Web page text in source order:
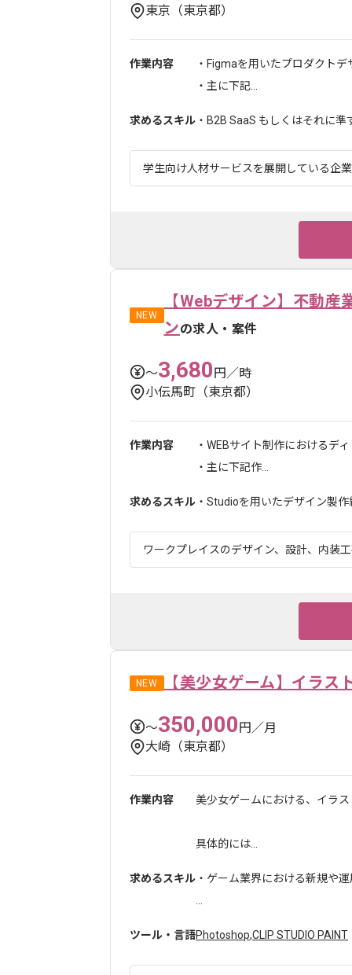
東京（東京都）
作業内容
・Figmaを用いたプロダクト
・主に下記...
求めるスキル ・B2B SaaS もしくはそれに
学生向け人材サービスを展開している企
NEW
【Webデザイン】不動
ンの求人・案件
〜3,680円／時
小伝馬町（東京都）
作業内容
・WEBサイト制作におけるデ
・主に下記作...
求めるスキル ・Studioを用いたデザイン製
ワークプレイスのデザイン、設計、内装
NEW 【美少女ゲーム】イラス
〜350,000円／月
大崎（東京都）
作業内容 美少女ゲームにおける、イラ
具体的には...
求めるスキル ・ゲーム業界における新規や
ツール・言語Photoshop,CLIP STUDIO PAINT